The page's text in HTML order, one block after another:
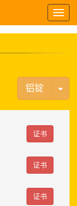
下
拉
菜
铝锭
证书
证书
证书